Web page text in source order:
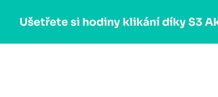
Ušetřete si hodiny klikání díky S3